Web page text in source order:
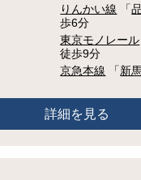
りんかい線 「
歩6分
東京モノレール
徒歩9分
京急本線 「新
詳細を見る